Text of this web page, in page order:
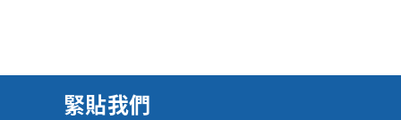
緊貼我們